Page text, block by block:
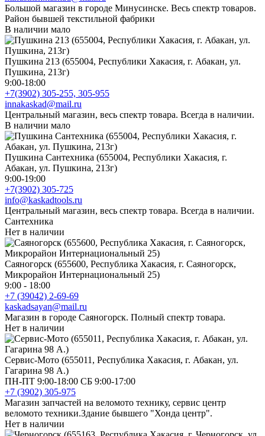
Большой магазин в городе Минусинске. Весь спектр товаров.
Район бывшей текстильной фабрики
В наличии мало
Пушкина 213 (655004, Республики Хакасия, г. Абакан, ул.
Пушкина, 213г)
9:00-18:00
+7(3902) 305-255, 305-955
innakaskad@mail.ru
Центральный магазин, весь спектр товара. Всегда в наличии.
В наличии мало
Пушкина Сантехника (655004, Республики Хакасия, г.
Абакан, ул. Пушкина, 213г)
9:00-19:00
+7(3902) 305-725
info@kaskadtools.ru
Центральный магазин, весь спектр товара. Всегда в наличии.
Сантехника
Нет в наличии
Саяногорск (655600, Республика Хакасия, г. Саяногорск,
Микрорайон Интернациональный 25)
9:00 - 18:00
+7 (39042) 2-69-69
kaskadsayan@mail.ru
Магазин в городе Саяногорск. Полный спектр товара.
Нет в наличии
Сервис-Мото (655011, Республика Хакасия, г. Абакан, ул.
Гагарина 98 А.)
ПН-ПТ 9:00-18:00 СБ 9:00-17:00
+7 (3902) 305-975
Магазин запчастей на веломото технику, сервис центр
веломото техники.Здание бывшего "Хонда центр".
Нет в наличии